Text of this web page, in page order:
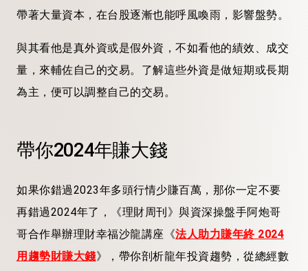
帶著大量資本，在台股逐漸也能呼風喚雨，影響盤勢。
與其看他是真外資或是假外資 ，不如看他的績效、成交
量，來輔佐自己的交易。了解這些外資是做短期或長期
為主，便可以調整自己的交易 。
帶你2024年賺大錢
如果你錯過2023年多頭行情少賺百萬，那你一定不要
再錯過2024年了，《理財周刊》與資深操盤手阿炮哥
哥合作舉辦理財幸福沙龍講座《法人助力賺年終 2024
用趨勢財賺大錢》，帶你剖析龍年投資趨勢，從總經數